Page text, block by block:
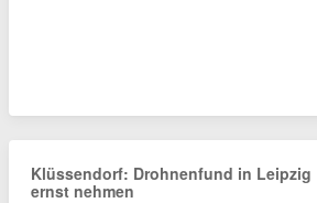
Klüssendorf: Drohnenfund in Leipzig
ernst nehmen